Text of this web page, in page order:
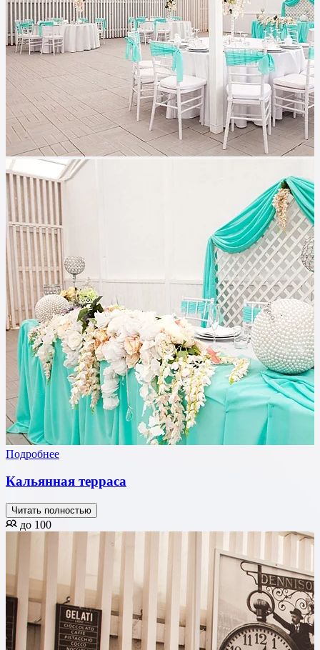
Подробнее
Кальянная терраса
Читать полностью
до 100